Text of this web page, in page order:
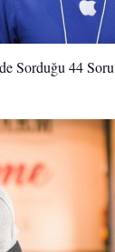
Sorduğu 44 Soru